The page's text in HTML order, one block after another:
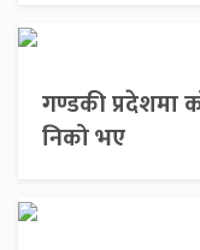
गण्डकी प्रदेशमा
निको भए